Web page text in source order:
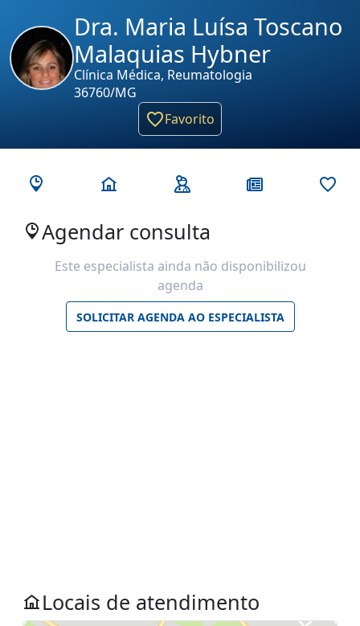
Dra. Maria Luísa Toscano
Malaquias Hybner
Clínica Médica, Reumatologia
36760/MG
Favorito
Agendar consulta
Locais de atendimento